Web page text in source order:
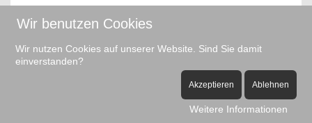
Zurück zum Inhaltsverzeichnis
---------------------------------------------------------------------------
--------------------------------------------------
Wir benutzen Cookies
Wir nutzen Cookies auf unserer Website. Sind Sie damit
einverstanden?
Akzeptieren Ablehnen
Weitere Informationen